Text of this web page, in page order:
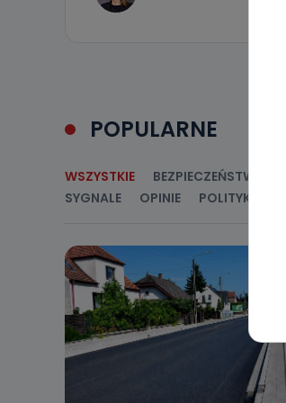
POPULARNE
WSZYSTKIE BEZPIECZEŃSTWO
SYGNALE
OPINIE POLITYKA